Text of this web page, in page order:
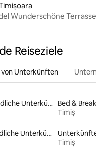
Wunderschöne
Reiseziele
Unterkünften
Haustierfreundliche Unterkünfte
Bed &
Timiș
Familienfreundliche Unterkünfte
Timiș